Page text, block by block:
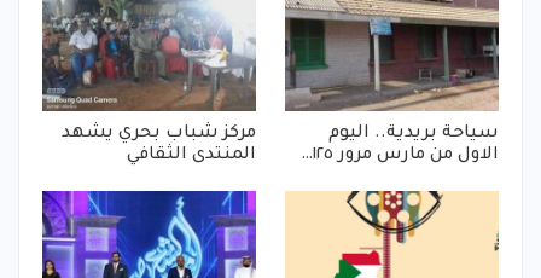
سياحة بريدية.. اليوم
الاول من مارس مرور ١٢٥…
مركز شباب بحري يشهد
المنتدى الثقافي